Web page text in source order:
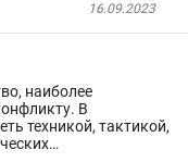
16.09.2023
наиболее
В
техникой, тактикой,